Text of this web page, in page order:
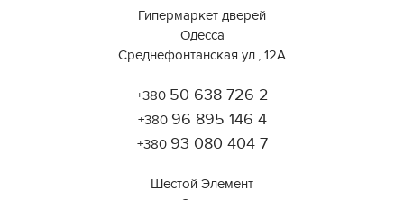
Работает на API 2ГИС
Для корректной работы Raster JS API нужен ключ. Помощь:
Гипермаркет дверей
Одесса
Среднефонтанская ул., 12А
+380 50 638 726 2
+380 96 895 146 4
+380 93 080 404 7
Шестой Элемент